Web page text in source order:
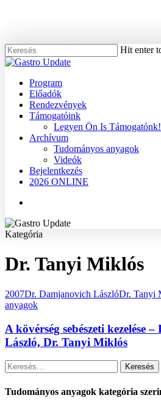
content
Hit enter
Close
Menu
Program
Előadók
Rendezvények
Támogatóink
Legyen Ön Is Támogatónk!
Archívum
Tudományos anyagok
Videók
Bejelentkezés
2026 ONLINE
Kategória
Dr. Tanyi Miklós
2007Dr. Damjanovich LászlóDr. Tanyi
anyagok
A kövérség sebészeti kezelése
László, Dr. Tanyi Miklós
Keresés
Tudományos anyagok kategória